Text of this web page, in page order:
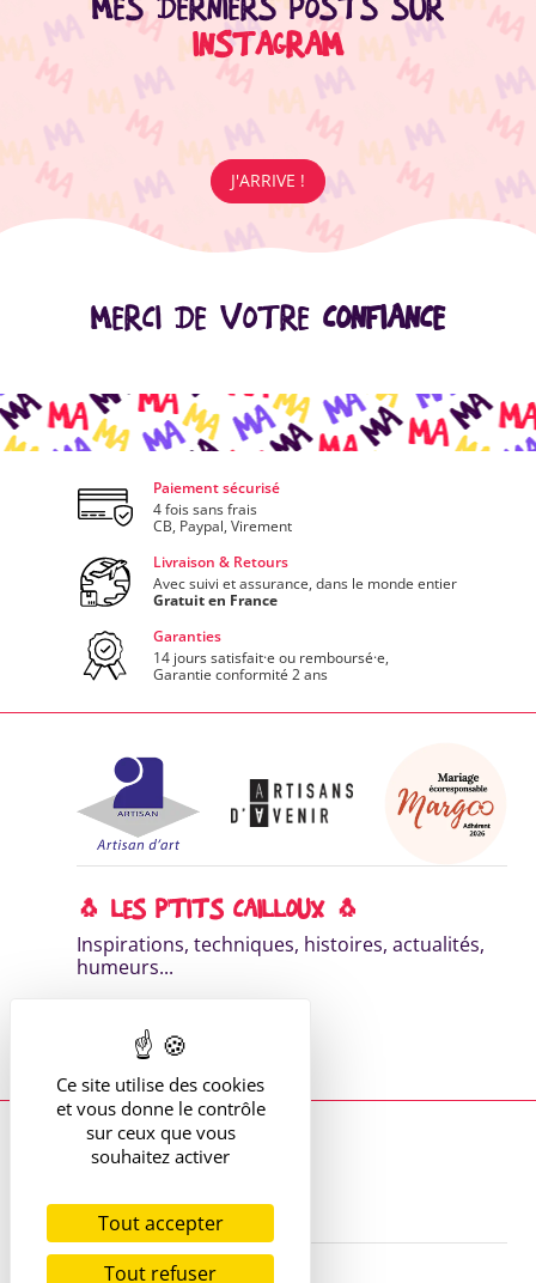
MES DERNIERS POSTS SUR
INSTAGRAM
J'ARRIVE !
MERCI DE VOTRE CONFIANCE
Paiement sécurisé
4 fois sans frais
CB, Paypal, Virement
Livraison & Retours
Avec suivi et assurance, dans le monde entier
Gratuit en France
Garanties
14 jours satisfait·e ou remboursé·e,
Garantie conformité 2 ans
🐧 LES P'TITS CAILLOUX 🐧
Inspirations, techniques, histoires, actualités,
humeurs...
Lis les éditions précédentes
Où me trouver ?
13 route de St Victor
hello@marie-alhomme.com
Ce site utilise des cookies
et vous donne le contrôle
sur ceux que vous
souhaitez activer
Tout accepter
Tout refuser